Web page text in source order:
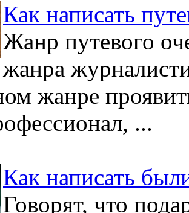
Как написать
Жанр путевого
жанра
жанре
...
Как написать
Говорят, что